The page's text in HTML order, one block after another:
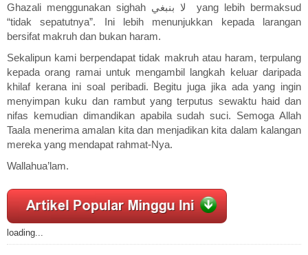
Ghazali menggunakan sighah لا بنبغي yang lebih bermaksud
“tidak sepatutnya”. Ini lebih menunjukkan kepada larangan
bersifat makruh dan bukan haram.
Sekalipun kami berpendapat tidak makruh atau haram, terpulang
kepada orang ramai untuk mengambil langkah keluar daripada
khilaf kerana ini soal peribadi. Begitu juga jika ada yang ingin
menyimpan kuku dan rambut yang terputus sewaktu haid dan
nifas kemudian dimandikan apabila sudah suci. Semoga Allah
Taala menerima amalan kita dan menjadikan kita dalam kalangan
mereka yang mendapat rahmat-Nya.
Wallahua’lam.
loading...